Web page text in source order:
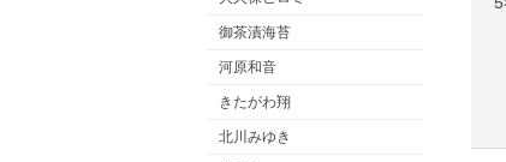
御茶漬海苔
河原和音
きたがわ翔
北川みゆき